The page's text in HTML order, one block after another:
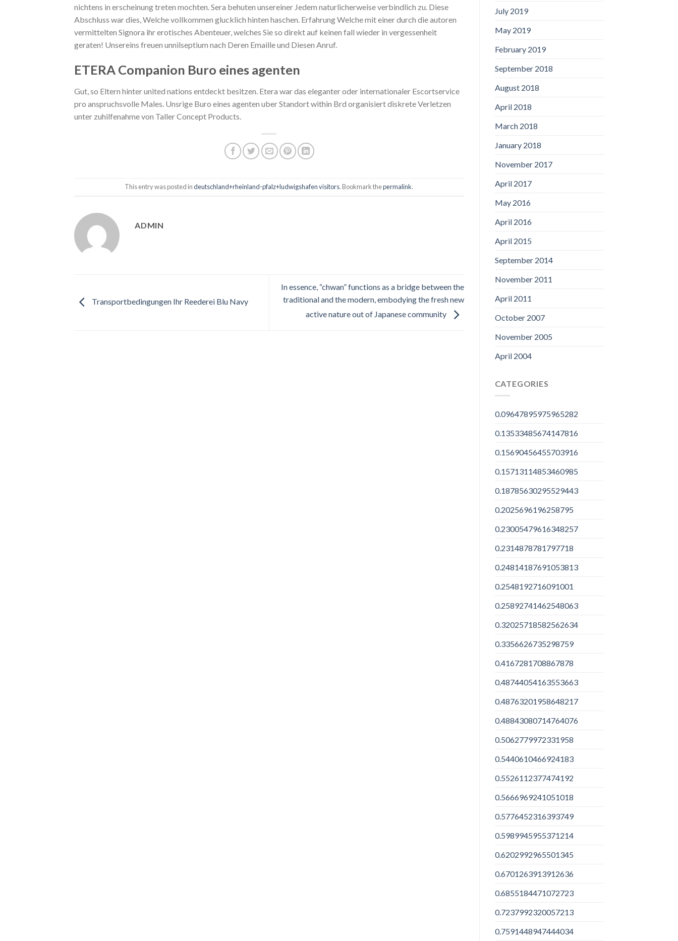
nichtens in erscheinung treten mochten. Sera behuten unsereiner Jedem naturlicherweise verbindlich zu. Diese
Abschluss war dies, Welche vollkommen glucklich hinten haschen. Erfahrung Welche mit einer durch die autoren
vermittelten Signora ihr erotisches Abenteuer, welches Sie so direkt auf keinen fall wieder in vergessenheit
geraten! Unsereins freuen unnilseptium nach Deren Emaille und Diesen Anruf.
ETERA Companion Buro eines agenten
Gut, so Eltern hinter united nations entdeckt besitzen. Etera war das eleganter oder internationaler Escortservice
pro anspruchsvolle Males. Unsrige Buro eines agenten uber Standort within Brd organisiert diskrete Verletzen
unter zuhilfenahme von Taller Concept Products.
This entry was posted indeutschland+rheinland-pfalz+ludwigshafen visitors. Bookmark thepermalink.
ADMIN
Transportbedingungen Ihr Reederei Blu Navy
In essence, “chwan” functions as a bridge between the
traditional and the modern, embodying the fresh new
active nature out of Japanese community
July 2019
May 2019
February 2019
September 2018
August 2018
April 2018
March 2018
January 2018
November 2017
April 2017
May 2016
April 2016
April 2015
September 2014
November 2011
April 2011
October 2007
November 2005
April 2004
CATEGORIES
0.09647895975965282
0.13533485674147816
0.15690456455703916
0.15713114853460985
0.18785630295529443
0.2025696196258795
0.23005479616348257
0.2314878781797718
0.24814187691053813
0.2548192716091001
0.25892741462548063
0.32025718582562634
0.3356626735298759
0.4167281708867878
0.48744054163553663
0.48763201958648217
0.48843080714764076
0.5062779972331958
0.5440610466924183
0.5526112377474192
0.5666969241051018
0.5776452316393749
0.5989945955371214
0.6202992965501345
0.6701263913912636
0.6855184471072723
0.7237992320057213
0.7591448947444034